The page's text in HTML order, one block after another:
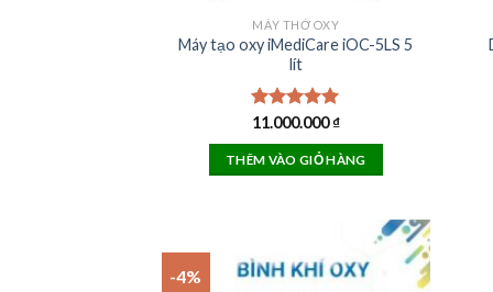
MÁY THỞ OXY
Máy tạo oxy iMediCare iOC-5LS 5
lít
Rated5.00
out of 5
11.000.000₫
THÊM VÀO GIỎ HÀNG
-4%